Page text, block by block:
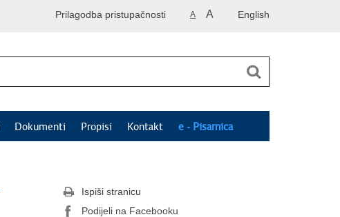
English
A A
Prilagodba pristupačnosti
Dokumenti Propisi Kontakt e - Pisarnica
Ispiši stranicu
Podijeli na Facebooku